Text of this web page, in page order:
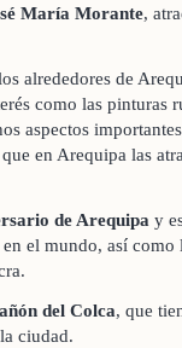
María Morante,
alrededores de
como las pinturas
aspectos
en Arequipa las
de Arequipa y
el mundo, así
del Colca, que
ciudad.